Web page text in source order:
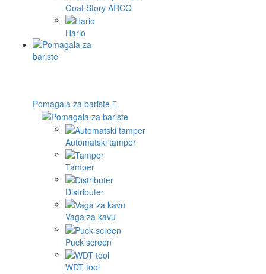
Goat Story ARCO
Hario
Pomagala za bariste
Automatski tamper
Tamper
Distributer
Vaga za kavu
Puck screen
WDT tool